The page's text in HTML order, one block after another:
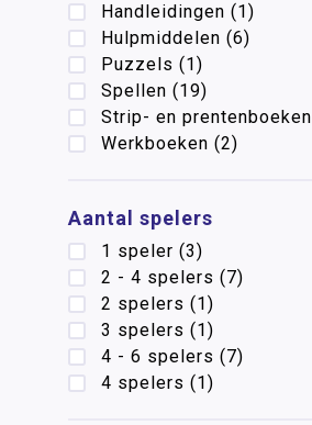
Handleidingen (1)
Hulpmiddelen (6)
Puzzels (1)
Spellen (19)
Strip- en prentenboeken
Werkboeken (2)
Aantal spelers
1 speler (3)
2 - 4 spelers (7)
2 spelers (1)
3 spelers (1)
4 - 6 spelers (7)
4 spelers (1)